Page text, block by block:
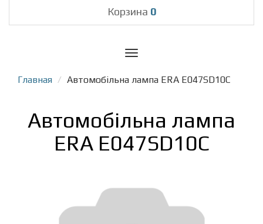
Корзина 0
Toggle
Главная
Автомобільна лампа ERA E047SD10C
Автомобільна лампа
ERA E047SD10C